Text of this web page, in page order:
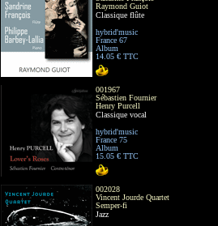
Raymond Guiot
Classique flûte
hybrid'music
France 67
Album
14.05 € TTC
001967
Sébastien Fournier
Henry Purcell
Classique vocal
hybrid'music
France 75
Album
15.05 € TTC
002028
Vincent Jourde Quartet
Semper-fi
Jazz